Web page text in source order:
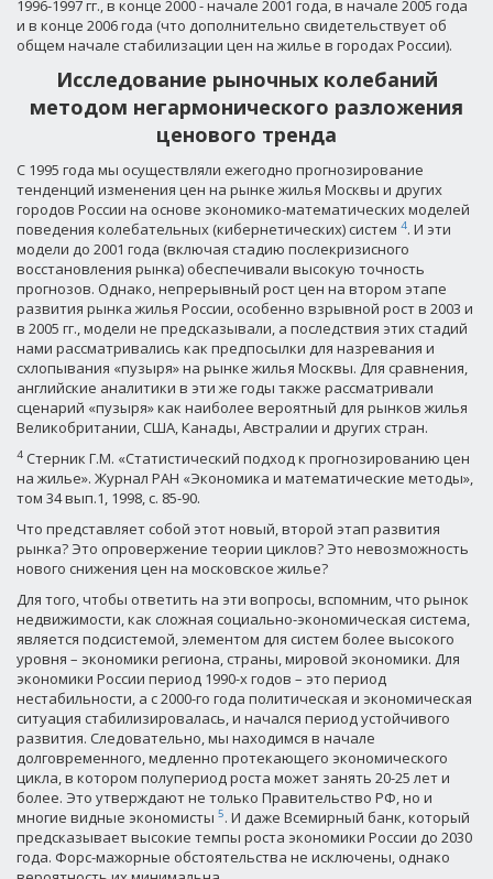
1996-1997 гг., в конце 2000 - начале 2001 года, в начале 2005 года
и в конце 2006 года (что дополнительно свидетельствует об
общем начале стабилизации цен на жилье в городах России).
Исследование рыночных колебаний
методом негармонического разложения
ценового тренда
С 1995 года мы осуществляли ежегодно прогнозирование
тенденций изменения цен на рынке жилья Москвы и других
городов России на основе экономико-математических моделей
поведения колебательных (кибернетических) систем 4. И эти
модели до 2001 года (включая стадию послекризисного
восстановления рынка) обеспечивали высокую точность
прогнозов. Однако, непрерывный рост цен на втором этапе
развития рынка жилья России, особенно взрывной рост в 2003 и
в 2005 гг., модели не предсказывали, а последствия этих стадий
нами рассматривались как предпосылки для назревания и
схлопывания «пузыря» на рынке жилья Москвы. Для сравнения,
английские аналитики в эти же годы также рассматривали
сценарий «пузыря» как наиболее вероятный для рынков жилья
Великобритании, США, Канады, Австралии и других стран.
4 Стерник Г.М. «Статистический подход к прогнозированию цен
на жилье». Журнал РАН «Экономика и математические методы»,
том 34 вып.1, 1998, с. 85-90.
Что представляет собой этот новый, второй этап развития
рынка? Это опровержение теории циклов? Это невозможность
нового снижения цен на московское жилье?
Для того, чтобы ответить на эти вопросы, вспомним, что рынок
недвижимости, как сложная социально-экономическая система,
является подсистемой, элементом для систем более высокого
уровня – экономики региона, страны, мировой экономики. Для
экономики России период 1990-х годов – это период
нестабильности, а с 2000-го года политическая и экономическая
ситуация стабилизировалась, и начался период устойчивого
развития. Следовательно, мы находимся в начале
долговременного, медленно протекающего экономического
цикла, в котором полупериод роста может занять 20-25 лет и
более. Это утверждают не только Правительство РФ, но и
многие видные экономисты 5. И даже Всемирный банк, который
предсказывает высокие темпы роста экономики России до 2030
года. Форс-мажорные обстоятельства не исключены, однако